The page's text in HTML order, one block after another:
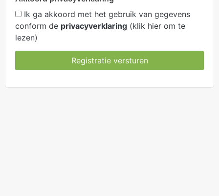
Ik ga akkoord met het gebruik van gegevens
conform de privacyverklaring (klik hier om te
lezen)
Registratie versturen